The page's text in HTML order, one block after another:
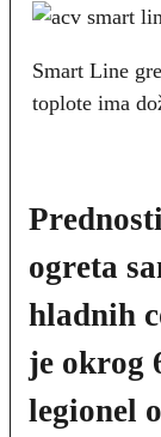
Smart Line
toplote ima
ogreta
hladnih
je okrog
legionel